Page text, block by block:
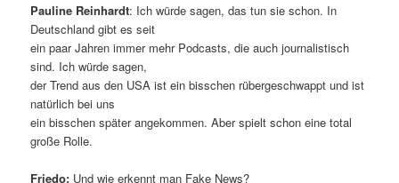
Pauline Reinhardt: Ich würde sagen, das tun sie schon. In
Deutschland gibt es seit
ein paar Jahren immer mehr Podcasts, die auch journalistisch
sind. Ich würde sagen,
der Trend aus den USA ist ein bisschen rübergeschwappt und ist
natürlich bei uns
ein bisschen später angekommen. Aber spielt schon eine total
große Rolle.
Friedo: Und wie erkennt man Fake News?